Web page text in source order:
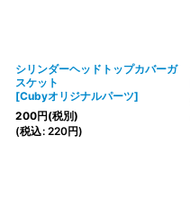
シリンダーヘッドトップカバーガ
スケット
[Cubyオリジナルパーツ]
200円(税別)
(税込: 220円)